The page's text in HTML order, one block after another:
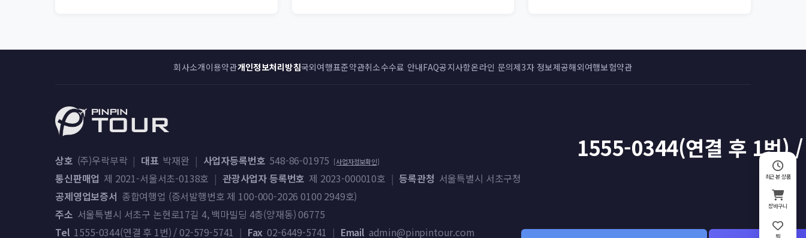
회사소개이용약관개인정보처리방침국외여행표준약관취소수수료 안내FAQ공지사항온라인 문의제3자 정보제공해외여행보험약관
상호 (주)우락부락 | 대표 박재완 | 사업자등록번호 548-86-01975 [사업자정보확인]
통신판매업 제 2021-서울서초-0138호 | 관광사업자 등록번호 제 2023-000010호 | 등록관청 서울특별시 서초구청
공제영업보증서 종합여행업 (증서발행번호 제 100-000-2026 0100 2949호)
주소 서울특별시 서초구 논현로17길 4, 백마빌딩 4층(양재동) 06775
Tel 1555-0344(연결 후 1번) / 02-579-5741 | Fax 02-6449-5741 | Email admin@pinpintour.com
1555-0344(연결 후 1번)
최근 본 상품
장바구니
찜